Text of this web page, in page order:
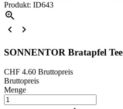
Produkt: ID643



SONNENTOR Bratapfel
CHF 4.60 Bruttopreis
Bruttopreis
Menge